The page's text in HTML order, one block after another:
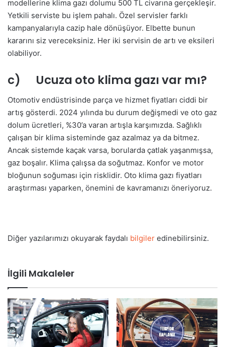
modellerine klima gazı dolumu 500 TL civarına gerçekleşir.
Yetkili serviste bu işlem pahalı. Özel servisler farklı
kampanyalarıyla cazip hale dönüşüyor. Elbette bunun
kararını siz vereceksiniz. Her iki servisin de artı ve eksileri
olabiliyor.
c) Ucuza oto klima gazı var mı?
Otomotiv endüstrisinde parça ve hizmet fiyatları ciddi bir
artış gösterdi. 2024 yılında bu durum değişmedi ve oto gaz
dolum ücretleri, %30’a varan artışla karşımızda. Sağlıklı
çalışan bir klima sisteminde gaz azalmaz ya da bitmez.
Ancak sistemde kaçak varsa, borularda çatlak yaşanmışsa,
gaz boşalır. Klima çalışsa da soğutmaz. Konfor ve motor
bloğunun soğuması için risklidir. Oto klima gazı fiyatları
araştırması yaparken, önemini de kavramanızı öneriyoruz.
Diğer yazılarımızı okuyarak faydalı bilgiler edinebilirsiniz.
İlgili Makaleler